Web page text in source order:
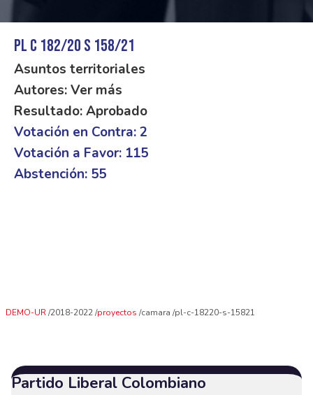
PL C 182/20 S 158/21
Asuntos territoriales
Autores: Ver más
Resultado: Aprobado
Votación en Contra: 2
Votación a Favor: 115
Abstención: 55
DEMO-UR 2018-2022 proyectos camara pl-c-18220-s-15821
Partido Liberal Colombiano